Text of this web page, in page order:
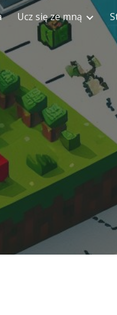
Ucz się ze mną